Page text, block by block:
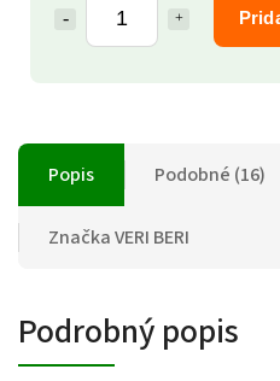
Popis Podobné (16)
ZnačkaVERI BERI
Podrobný popis